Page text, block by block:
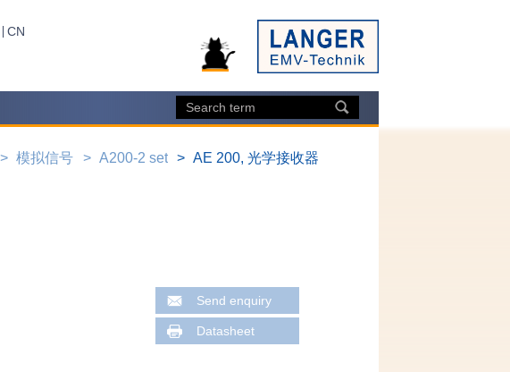
CN
模拟信号 A200-2 set AE 200, 光学接收器
Send enquiry
Datasheet